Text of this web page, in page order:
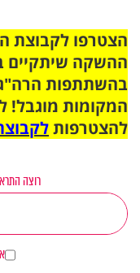
ההשקה שיתקיים
בהשתתפות
המקומות מוגבל!
להצטרפות
רוצה